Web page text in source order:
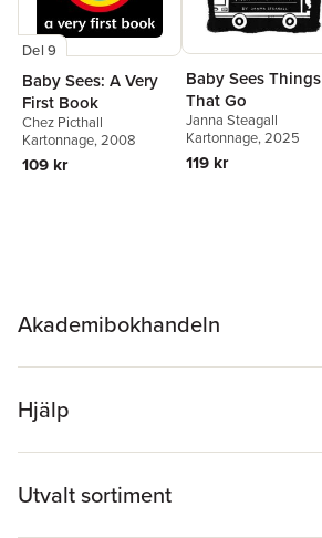
Del 9
Baby Sees: A Very
First Book
Chez Picthall
Kartonnage, 2008
109 kr
Baby Sees Things
That Go
Janna Steagall
Kartonnage, 2025
119 kr
Akademibokhandeln
Hjälp
Utvalt sortiment